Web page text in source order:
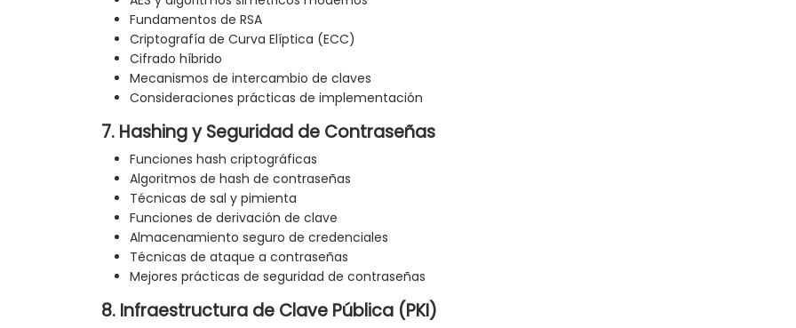
Fundamentos de RSA
Criptografía de Curva Elíptica (ECC)
Cifrado híbrido
Mecanismos de intercambio de claves
Consideraciones prácticas de implementación
7. Hashing y Seguridad de Contraseñas
Funciones hash criptográficas
Algoritmos de hash de contraseñas
Técnicas de sal y pimienta
Funciones de derivación de clave
Almacenamiento seguro de credenciales
Técnicas de ataque a contraseñas
Mejores prácticas de seguridad de contraseñas
8. Infraestructura de Clave Pública (PKI)